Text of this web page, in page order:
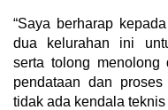
“Saya berharap
dua kelurahan ini
serta tolong menolong
pendataan dan
tidak ada kendala